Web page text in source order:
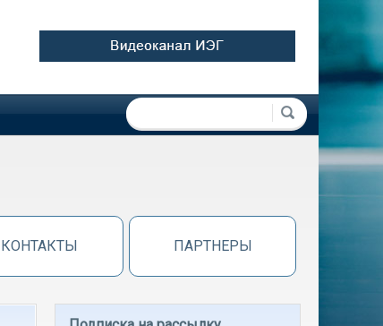
Форма поиска
Поиск
КОНТАКТЫ ПАРТНЕРЫ